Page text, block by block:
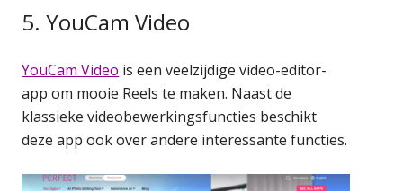
5. YouCam Video
YouCam Video is een veelzijdige video-editor-
app om mooie Reels te maken. Naast de
klassieke videobewerkingsfuncties beschikt
deze app ook over andere interessante functies.